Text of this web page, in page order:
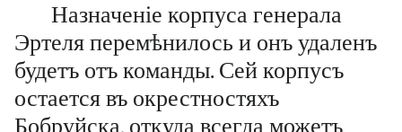
Назначеніе корпуса генерала
Эртеля перемѣнилось и онъ удаленъ
будетъ отъ команды. Сей корпусъ
остается въ окрестностяхъ
Бобруйска, откуда всегда можетъ